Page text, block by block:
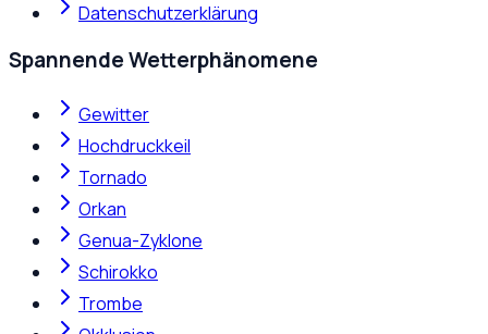
Datenschutzerklärung
Spannende Wetterphänomene
Gewitter
Hochdruckkeil
Tornado
Orkan
Genua-Zyklone
Schirokko
Trombe